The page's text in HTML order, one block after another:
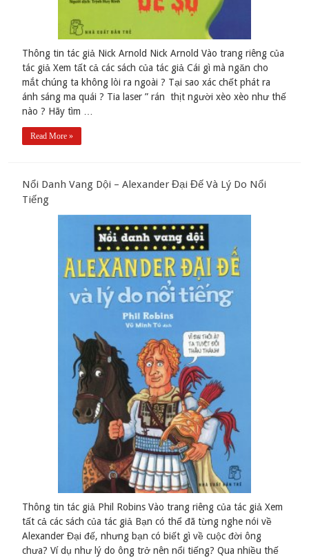
Thông tin tác giả Nick Arnold Nick Arnold Vào trang riêng của
tác giả Xem tất cả các sách của tác giả Cái gì mà ngăn cho
mắt chúng ta không lòi ra ngoài ? Tại sao xác chết phát ra
ánh sáng ma quái ? Tia laser ” rán thịt người xèo xèo như thế
nào ? Hãy tìm …
Read More »
Nổi Danh Vang Dội – Alexander Đại Đế Và Lý Do Nổi
Tiếng
Thông tin tác giả Phil Robins Vào trang riêng của tác giả Xem
tất cả các sách của tác giả Bạn có thể đã từng nghe nói về
Alexander Đại đế, nhưng bạn có biết gì về cuộc đời ông
chưa? Ví dụ như lý do ông trở nên nổi tiếng? Qua nhiều thế